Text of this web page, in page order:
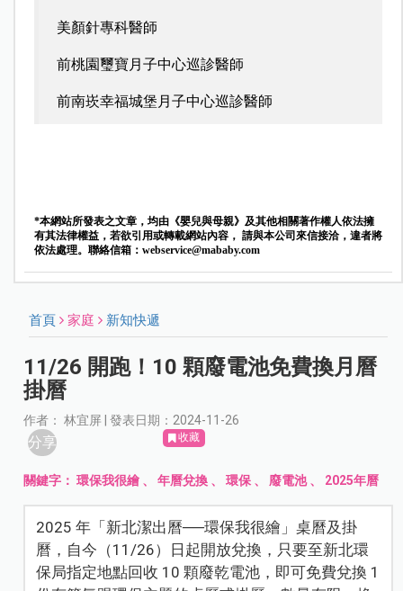
美顏針專科醫師
前桃園璽寶月子中心巡診醫師
前南崁幸福城堡月子中心巡診醫師
*本網站所發表之文章，均由《嬰兒與母親》及其他相關著作權人依法擁
有其法律權益，若欲引用或轉載網站內容， 請與本公司來信接洽，違者將
依法處理。聯絡信箱： webservice@mababy.com
首頁 家庭 新知快遞
11/26 開跑！10 顆廢電池免費換月曆
掛曆
作者： 林宜屏 | 發表日期：2024-11-26
分享 收藏
關鍵字：環保我很繪 、年曆兌換 、環保 、 廢電池、 2025年曆
2025 年「新北潔出曆──環保我很繪」桌曆及掛
曆，自今（11/26）日起開放兌換，只要至新北環
保局指定地點回收 10 顆廢乾電池，即可免費兌換 1